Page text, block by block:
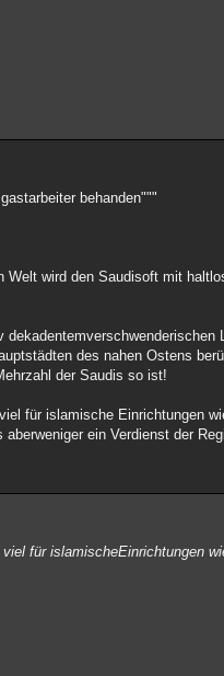
behanden"""
Welt wird den Saudisoft mit
des nahen Ostens
der Saudis so ist!
für islamische Einrichtungen
ein Verdienst der
für islamischeEinrichtungen